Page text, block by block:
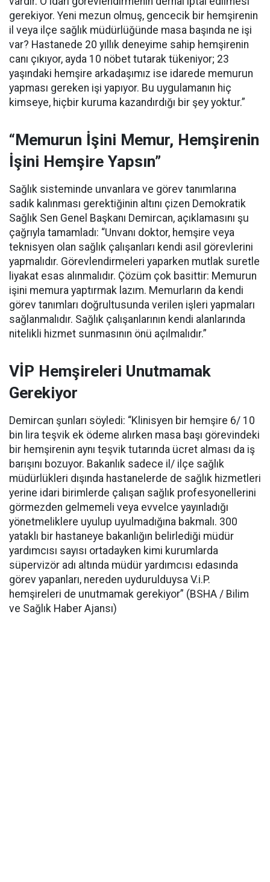
gerekiyor. Yeni mezun olmuş, gencecik bir hemşirenin
il veya ilçe sağlık müdürlüğünde masa başında ne işi
var? Hastanede 20 yıllık deneyime sahip hemşirenin
canı çıkıyor, ayda 10 nöbet tutarak tükeniyor; 23
yaşındaki hemşire arkadaşımız ise idarede memurun
yapması gereken işi yapıyor. Bu uygulamanın hiç
kimseye, hiçbir kuruma kazandırdığı bir şey yoktur.”
“Memurun İşini Memur, Hemşirenin
İşini Hemşire Yapsın”
Sağlık sisteminde unvanlara ve görev tanımlarına
sadık kalınması gerektiğinin altını çizen Demokratik
Sağlık Sen Genel Başkanı Demircan, açıklamasını şu
çağrıyla tamamladı: “Unvanı doktor, hemşire veya
teknisyen olan sağlık çalışanları kendi asil görevlerini
yapmalıdır. Görevlendirmeleri yaparken mutlak suretle
liyakat esas alınmalıdır. Çözüm çok basittir: Memurun
işini memura yaptırmak lazım. Memurların da kendi
görev tanımları doğrultusunda verilen işleri yapmaları
sağlanmalıdır. Sağlık çalışanlarının kendi alanlarında
nitelikli hizmet sunmasının önü açılmalıdır.”
VİP Hemşireleri Unutmamak
Gerekiyor
Demircan şunları söyledi: “Klinisyen bir hemşire 6/ 10
bin lira teşvik ek ödeme alırken masa başı görevindeki
bir hemşirenin aynı teşvik tutarında ücret alması da iş
barışını bozuyor. Bakanlık sadece il/ ilçe sağlık
müdürlükleri dışında hastanelerde de sağlık hizmetleri
yerine idari birimlerde çalışan sağlık profesyonellerini
görmezden gelmemeli veya evvelce yayınladığı
yönetmeliklere uyulup uyulmadığına bakmalı. 300
yataklı bir hastaneye bakanlığın belirlediği müdür
yardımcısı sayısı ortadayken kimi kurumlarda
süpervizör adı altında müdür yardımcısı edasında
görev yapanları, nereden uydurulduysa V.i.P.
hemşireleri de unutmamak gerekiyor” (BSHA / Bilim
ve Sağlık Haber Ajansı)